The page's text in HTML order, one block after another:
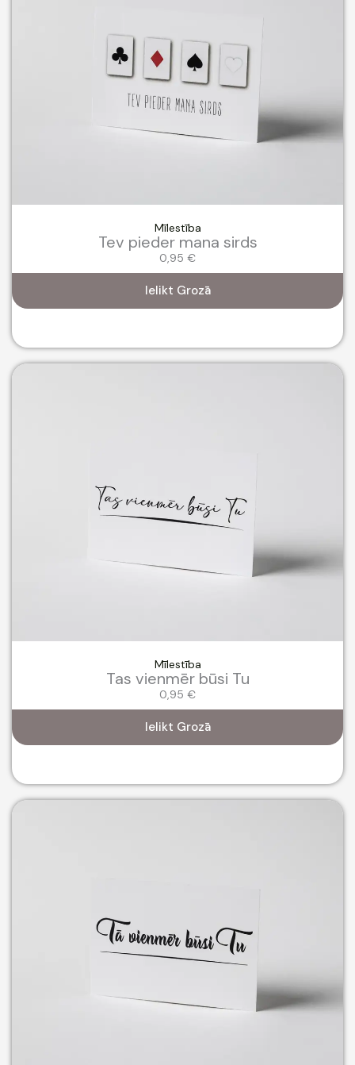
Mīlestība
Tev pieder mana sirds
0,95 €
Ielikt Grozā
Mīlestība
Tas vienmēr būsi Tu
0,95 €
Ielikt Grozā